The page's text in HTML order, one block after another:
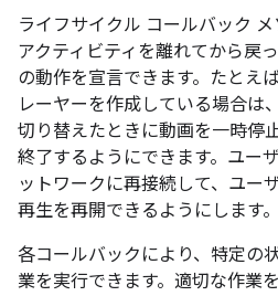
ライフサイクル コールバック
アクティビティを離れてから戻
の動作を宣言できます。たとえ
レーヤーを作成している場合は
切り替えたときに動画を一時停
終了するようにできます。ユー
ットワークに再接続して、ユー
再生を再開できるようにします。
各コールバックにより、特定の
業を実行できます。適切な作業